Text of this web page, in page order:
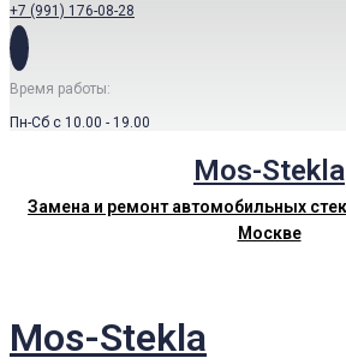
+7 (991) 176-08-28
Время работы:
Пн-Сб с 10.00 - 19.00
Mos-Stekla
Замена и ремонт автомобильных
Москве
Mos-Stekla